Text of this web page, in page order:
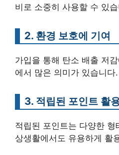
비로 소중히 사용할 수 있
2. 환경 보호에 기여
가입을 통해 탄소 배출 저
에서 많은 의미가 있습니다.
3. 적립된 포인트 활
적립된 포인트는 다양한
상생활에서도 유용하게 활